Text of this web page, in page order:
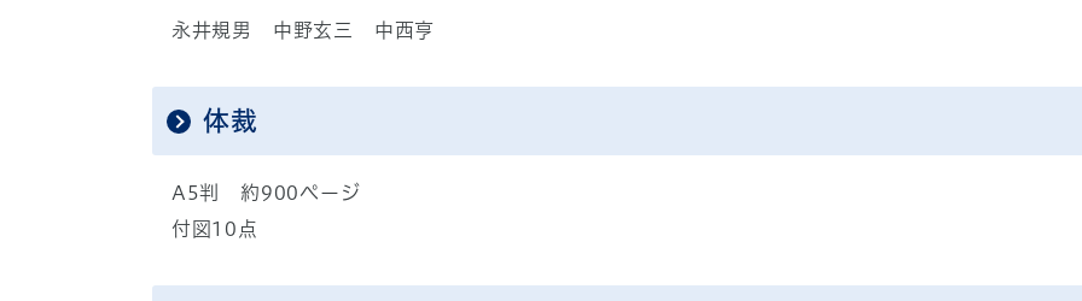
永井規男 中野玄三 中西亨
体裁
A5判 約900ページ
付図10点